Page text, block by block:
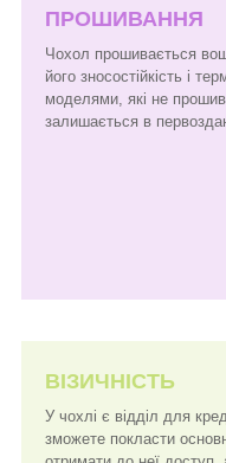
ПРОШИВАННЯ
Чохол прошивається
його зносостійкість і
моделями, які не
залишається в
ВІЗИЧНІСТЬ
У чохлі є відділ для
зможете покласти